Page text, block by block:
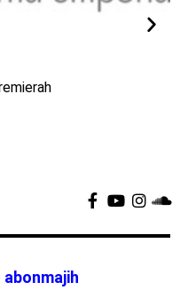
abonmajih